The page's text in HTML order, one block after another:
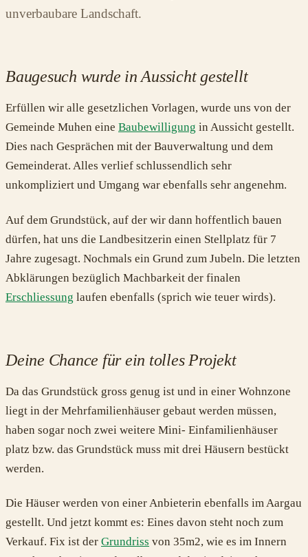
unverbaubare Landschaft.
Baugesuch wurde in Aussicht gestellt
Erfüllen wir alle gesetzlichen Vorlagen, wurde uns von der
Gemeinde Muhen eine Baubewilligung in Aussicht gestellt.
Dies nach Gesprächen mit der Bauverwaltung und dem
Gemeinderat. Alles verlief schlussendlich sehr
unkompliziert und Umgang war ebenfalls sehr angenehm.
Auf dem Grundstück, auf der wir dann hoffentlich bauen
dürfen, hat uns die Landbesitzerin einen Stellplatz für 7
Jahre zugesagt. Nochmals ein Grund zum Jubeln. Die letzten
Abklärungen bezüglich Machbarkeit der finalen
Erschliessung laufen ebenfalls (sprich wie teuer wirds).
Deine Chance für ein tolles Projekt
Da das Grundstück gross genug ist und in einer Wohnzone
liegt in der Mehrfamilienhäuser gebaut werden müssen,
haben sogar noch zwei weitere Mini- Einfamilienhäuser
platz bzw. das Grundstück muss mit drei Häusern bestückt
werden.
Die Häuser werden von einer Anbieterin ebenfalls im Aargau
gestellt. Und jetzt kommt es: Eines davon steht noch zum
Verkauf. Fix ist der Grundriss von 35m2, wie es im Innern